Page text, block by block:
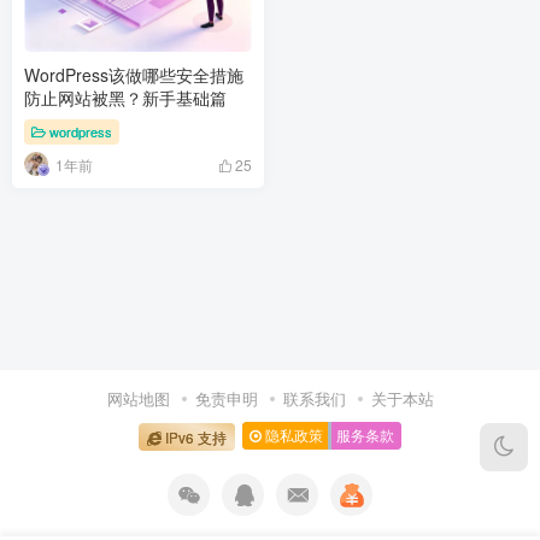
WordPress该做哪些安全措施
防止网站被黑？新手基础篇
wordpress
1年前 25
网站地图 免责申明 联系我们 关于本站
IPv6 支持 隐私政策 服务条款